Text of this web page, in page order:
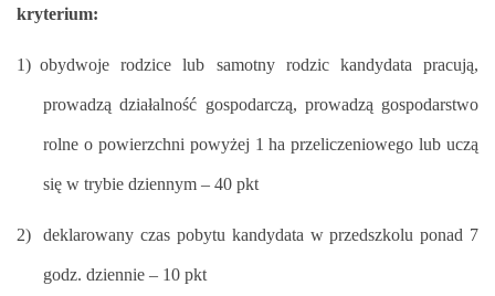
kryterium:
1) obydwoje rodzice lub samotny rodzic kandydata pracują,
prowadzą działalność gospodarczą, prowadzą gospodarstwo
rolne o powierzchni powyżej 1 ha przeliczeniowego lub uczą
się w trybie dziennym – 40 pkt
2) deklarowany czas pobytu kandydata w przedszkolu ponad 7
godz. dziennie – 10 pkt